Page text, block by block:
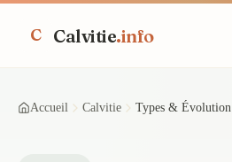
C Calvitie.info
Accueil Calvitie Types & Évolution